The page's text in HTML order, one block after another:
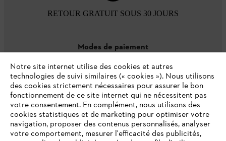
RETOUR GRATUIT SOUS 30 JOURS
Modes de paiement
Notre site internet utilise des cookies et autres
technologies de suivi similaires (« cookies »). Nous utilisons
des cookies strictement nécessaires pour assurer le bon
fonctionnement de ce site internet qui ne nécessitent pas
votre consentement. En complément, nous utilisons des
cookies statistiques et de marketing pour optimiser votre
navigation, proposer des contenus personnalisés, analyser
votre comportement, mesurer l'efficacité des publicités,